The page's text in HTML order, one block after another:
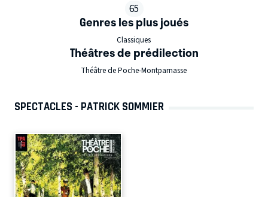
65
Genres les plus joués
Classiques
Théâtres de prédilection
Théâtre de Poche-Montparnasse
SPECTACLES - PATRICK SOMMIER